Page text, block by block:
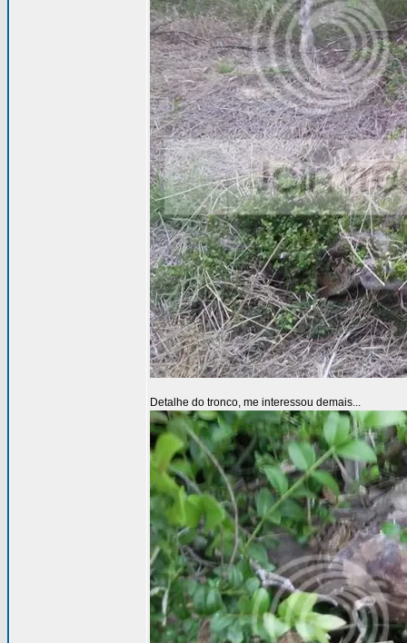
Detalhe do tronco, me interessou demais...